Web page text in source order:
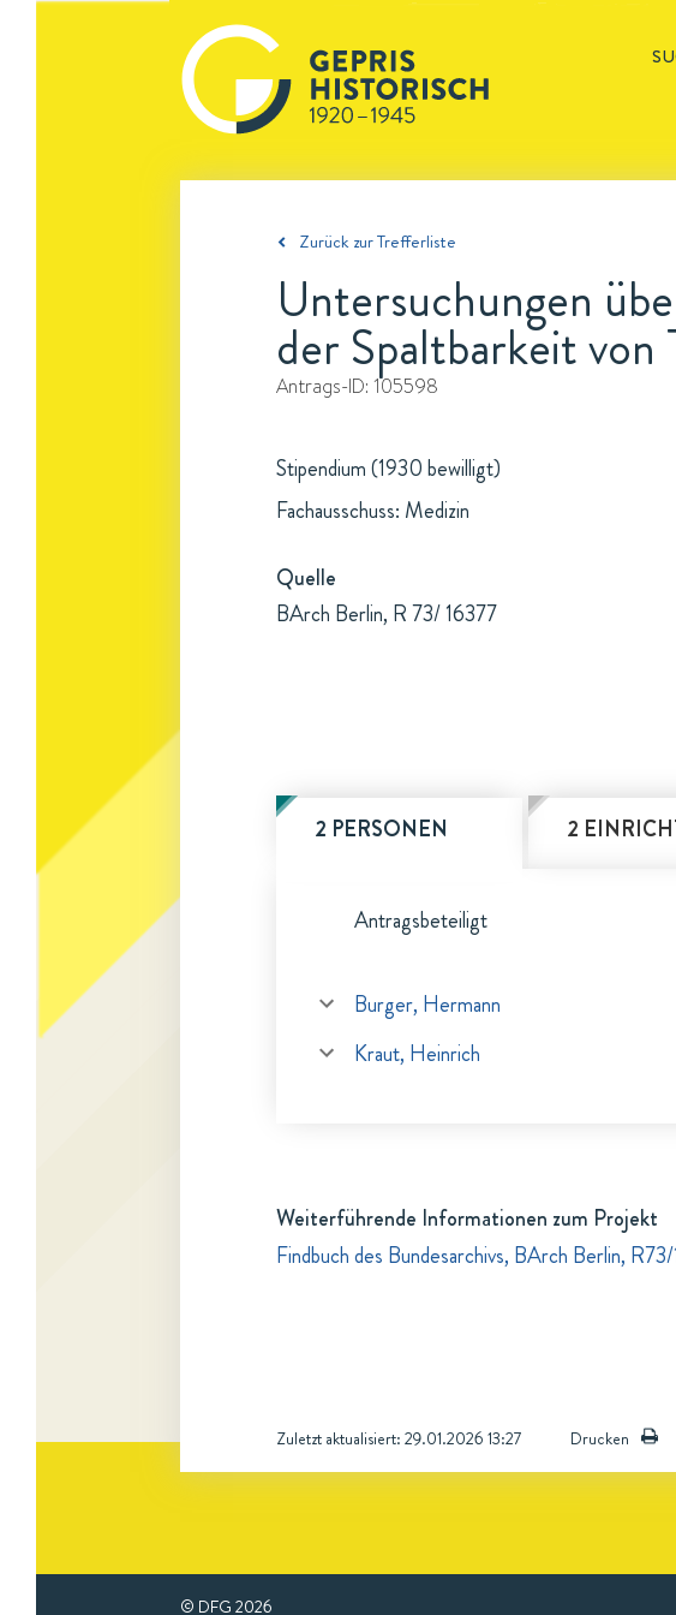
Zurück zur Trefferliste
Untersuchungen
der Spaltbarkeit
Antrags-ID: 105598
Stipendium (1930 bewilligt)
Fachausschuss: Medizin
Quelle
BArch Berlin, R 73/ 16377
2 PERSONEN 2
Antragsbeteiligt
Burger, Hermann
Kraut, Heinrich
Weiterführende Informationen zum Projekt
Findbuch des Bundesarchivs, BArch Berlin,
Zuletzt aktualisiert: 29.01.2026 13:27 Drucken
© DFG 2026